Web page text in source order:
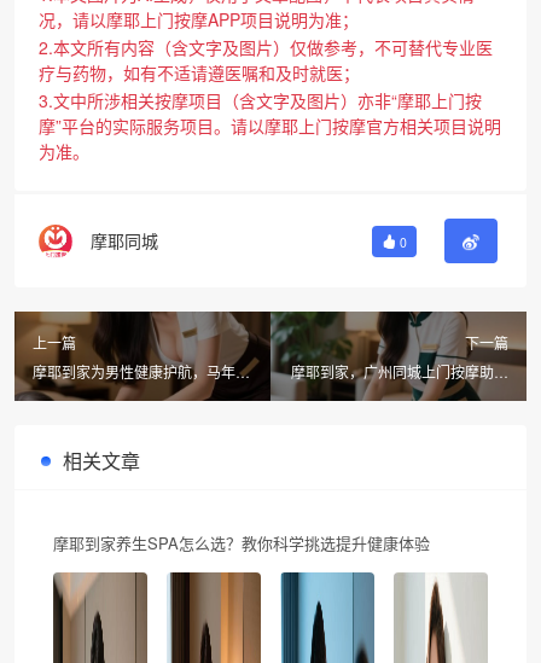
况，请以摩耶上门按摩APP项目说明为准；
2.本文所有内容（含文字及图片）仅做参考，不可替代专业医
疗与药物，如有不适请遵医嘱和及时就医；
3.文中所涉相关按摩项目（含文字及图片）亦非“摩耶上门按
摩”平台的实际服务项目。请以摩耶上门按摩官方相关项目说明
为准。
摩耶同城 0
上一篇
摩耶到家为男性健康护航，马年养
生从这里开始
下一篇
摩耶到家，广州同城上门按摩助你
轻松迎接春节
相关文章
摩耶到家养生SPA怎么选？教你科学挑选提升健康体验